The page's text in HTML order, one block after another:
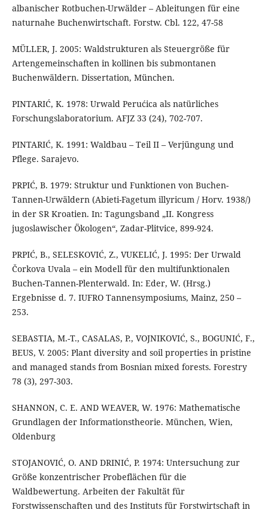
albanischer Rotbuchen-Urwälder – Ableitungen für eine
naturnahe Buchenwirtschaft. Forstw. Cbl. 122, 47-58
MÜLLER, J. 2005: Waldstrukturen als Steuergröße für
Artengemeinschaften in kollinen bis submontanen
Buchenwäldern. Dissertation, München.
PINTARIĆ, K. 1978: Urwald Perućica als natürliches
Forschungslaboratorium. AFJZ 33 (24), 702-707.
PINTARIĆ, K. 1991: Waldbau – Teil II – Verjüngung und
Pflege. Sarajevo.
PRPIĆ, B. 1979: Struktur und Funktionen von Buchen-
Tannen-Urwäldern (Abieti-Fagetum illyricum / Horv. 1938/)
in der SR Kroatien. In: Tagungsband „II. Kongress
jugoslawischer Ökologen“, Zadar-Plitvice, 899-924.
PRPIĆ, B., SELESKOVIĆ, Z., VUKELIĆ, J. 1995: Der Urwald
Čorkova Uvala – ein Modell für den multifunktionalen
Buchen-Tannen-Plenterwald. In: Eder, W. (Hrsg.)
Ergebnisse d. 7. IUFRO Tannensymposiums, Mainz, 250 –
253.
SEBASTIA, M.-T., CASALAS, P., VOJNIKOVIĆ, S., BOGUNIĆ, F.,
BEUS, V. 2005: Plant diversity and soil properties in pristine
and managed stands from Bosnian mixed forests. Forestry
78 (3), 297-303.
SHANNON, C. E. AND WEAVER, W. 1976: Mathematische
Grundlagen der Informationstheorie. München, Wien,
Oldenburg
STOJANOVIĆ, O. AND DRINIĆ, P. 1974: Untersuchung zur
Größe konzentrischer Probeflächen für die
Waldbewertung. Arbeiten der Fakultät für
Forstwissenschaften und des Instituts für Forstwirtschaft in